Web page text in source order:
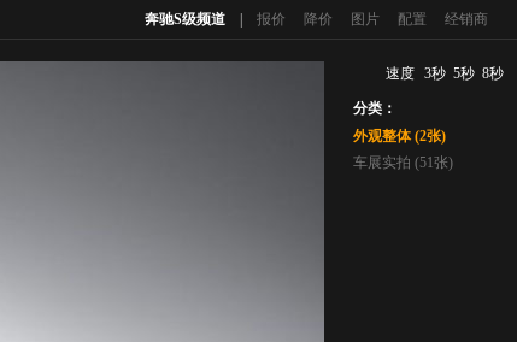
奔驰S级频道 报价 降价 图片 配置 经销商
速度 3秒 5秒 8秒
分类：
外观整体 (2张)
车展实拍 (51张)